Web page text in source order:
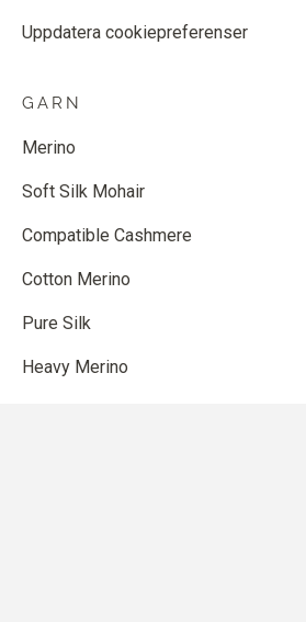
Uppdatera cookiepreferenser
GARN
Merino
Soft Silk Mohair
Compatible Cashmere
Cotton Merino
Pure Silk
Heavy Merino